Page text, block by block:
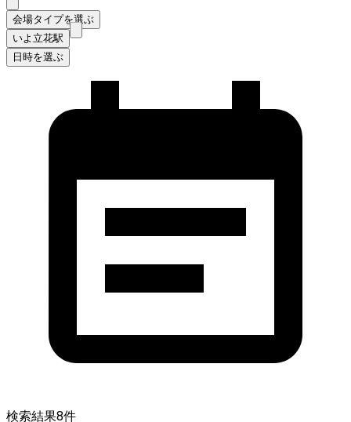
会場タイプを選ぶ
いよ立花駅
日時を選ぶ
検索結果8件